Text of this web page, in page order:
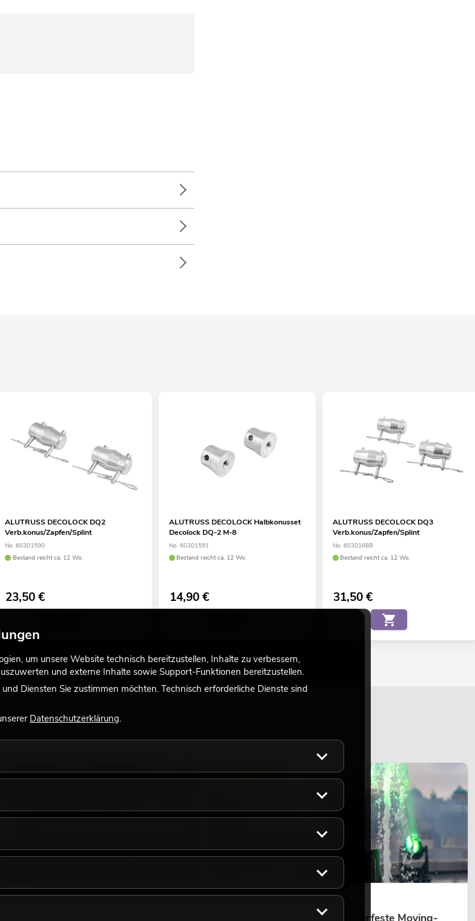
ALUTRUSS DECOLOCK DQ2
Verb.konus/Zapfen/Splint
No. 60301590
Bestand reicht ca. 12 Wo.
23,50€
ALUTRUSS DECOLOCK Halbkonusset
Decolock DQ-2 M-8
No. 60301591
Bestand reicht ca. 12 Wo.
14,90€
ALUTRUSS DECOLOCK DQ3
Verb.konus/Zapfen/Splint
No. 6030168B
Bestand reicht ca. 12 Wo.
31,50€
14.05.2026
LICHT
um unsere Website technisch bereitzustellen, Inhalte zu verbessern,
und externe Inhalte sowie Support-Funktionen bereitzustellen.
Diensten Sie zustimmen möchten. Technisch erforderliche Dienste sind
Datenschutzerklärung.